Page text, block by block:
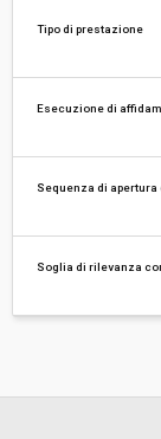
Tipo di prestazione
Esecuzione di
Sequenza di apertura
Soglia di rilevanza